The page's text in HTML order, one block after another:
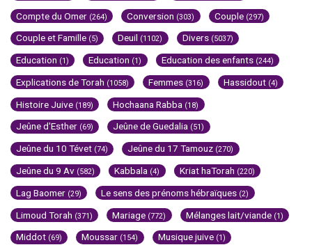
Compte du Omer (264) Conversion (303) Couple (297)
Couple et Famille (5) Deuil (1102) Divers (5037)
Education (1) Education (1) Education des enfants (244)
Explications de Torah (1058) Femmes (316) Hassidout (4)
Histoire Juive (189) Hochaana Rabba (18)
Jeûne d'Esther (69) Jeûne de Guedalia (51)
Jeûne du 10 Tévet (74) Jeûne du 17 Tamouz (270)
Jeûne du 9 Av (582) Kabbala (4) Kriat haTorah (220)
Lag Baomer (29) Le sens des prénoms hébraïques (2)
Limoud Torah (371) Mariage (772) Mélanges lait/viande (1)
Middot (69) Moussar (154) Musique juive (1)